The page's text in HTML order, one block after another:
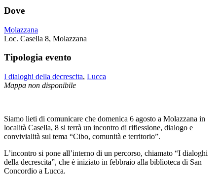
Dove
Molazzana
Loc. Casella 8, Molazzana
Tipologia evento
I dialoghi della decrescita, Lucca
Mappa non disponibile
Siamo lieti di comunicare che domenica 6 agosto a Molazzana in
località Casella, 8 si terrà un incontro di riflessione, dialogo e
convivialità sul tema “Cibo, comunità e territorio”.
L’incontro si pone all’interno di un percorso, chiamato “I dialoghi
della decrescita”, che è iniziato in febbraio alla biblioteca di San
Concordio a Lucca.